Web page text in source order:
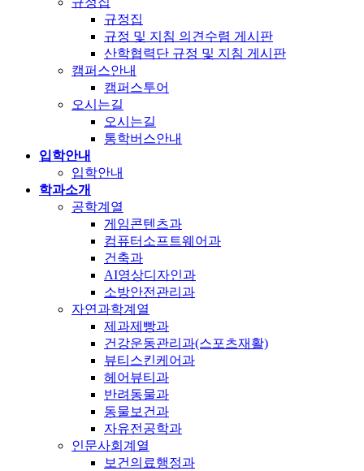
규정집
규정 및 지침 의견수렴 게시판
산학협력단 규정 및 지침 게시판
캠퍼스안내
캠퍼스투어
오시는길
오시는길
통학버스안내
입학안내
입학안내
학과소개
공학계열
게임콘텐츠과
컴퓨터소프트웨어과
건축과
AI영상디자인과
소방안전관리과
자연과학계열
제과제빵과
건강운동관리과(스포츠재활)
뷰티스킨케어과
헤어뷰티과
반려동물과
동물보건과
자유전공학과
인문사회계열
보건의료행정과